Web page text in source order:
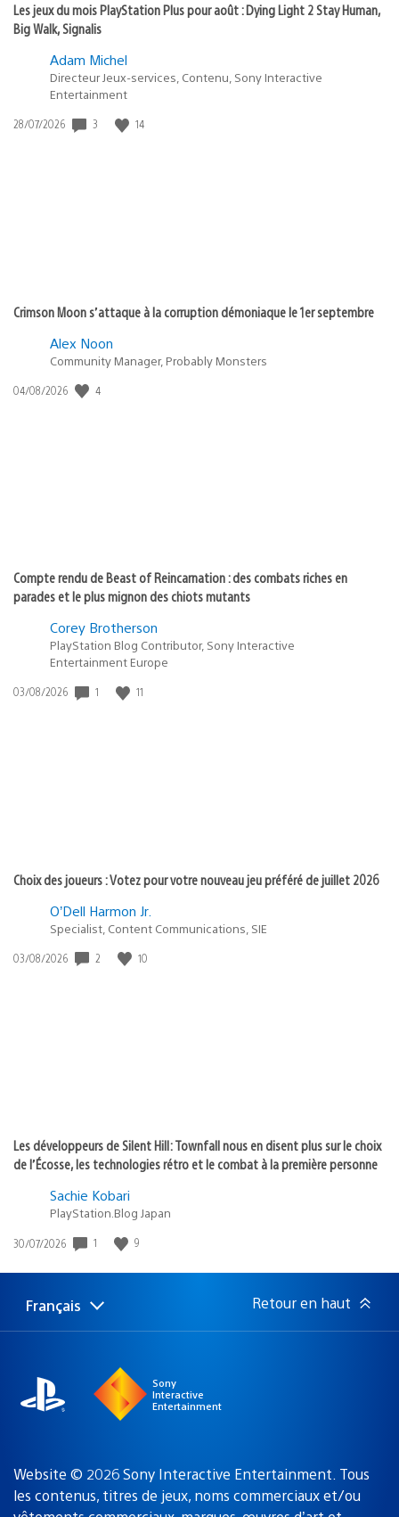
Les jeux du mois PlayStation Plus pour août : Dying Light 2 Stay Human,
Big Walk, Signalis
Adam Michel
Directeur Jeux-services, Contenu, Sony Interactive
Entertainment
Date
28/07/2026 3 14
Crimson Moon s’attaque à la corruption démoniaque le 1er septembre
Alex Noon
Community Manager, Probably Monsters
Date
04/08/2026 4
Compte rendu de Beast of Reincarnation : des combats riches en
parades et le plus mignon des chiots mutants
Corey Brotherson
PlayStation Blog Contributor, Sony Interactive
Entertainment Europe
Date
03/08/2026 1 11
Choix des joueurs : Votez pour votre nouveau jeu préféré de juillet 2026
O’Dell Harmon Jr.
Specialist, Content Communications, SIE
Date
03/08/2026 2 10
Les développeurs de Silent Hill: Townfall nous en disent plus sur le choix
de l’Écosse, les technologies rétro et le combat à la première personne
Sachie Kobari
PlayStation.Blog Japan
Date
publication
30/07/2026 1 9
Choisir
Région
Français Retour en haut
Sony
Interactive
Entertainment
Website © 2026 Sony Interactive Entertainment. Tous
les contenus, titres de jeux, noms commerciaux et/ou